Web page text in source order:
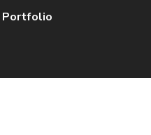
Portfolio